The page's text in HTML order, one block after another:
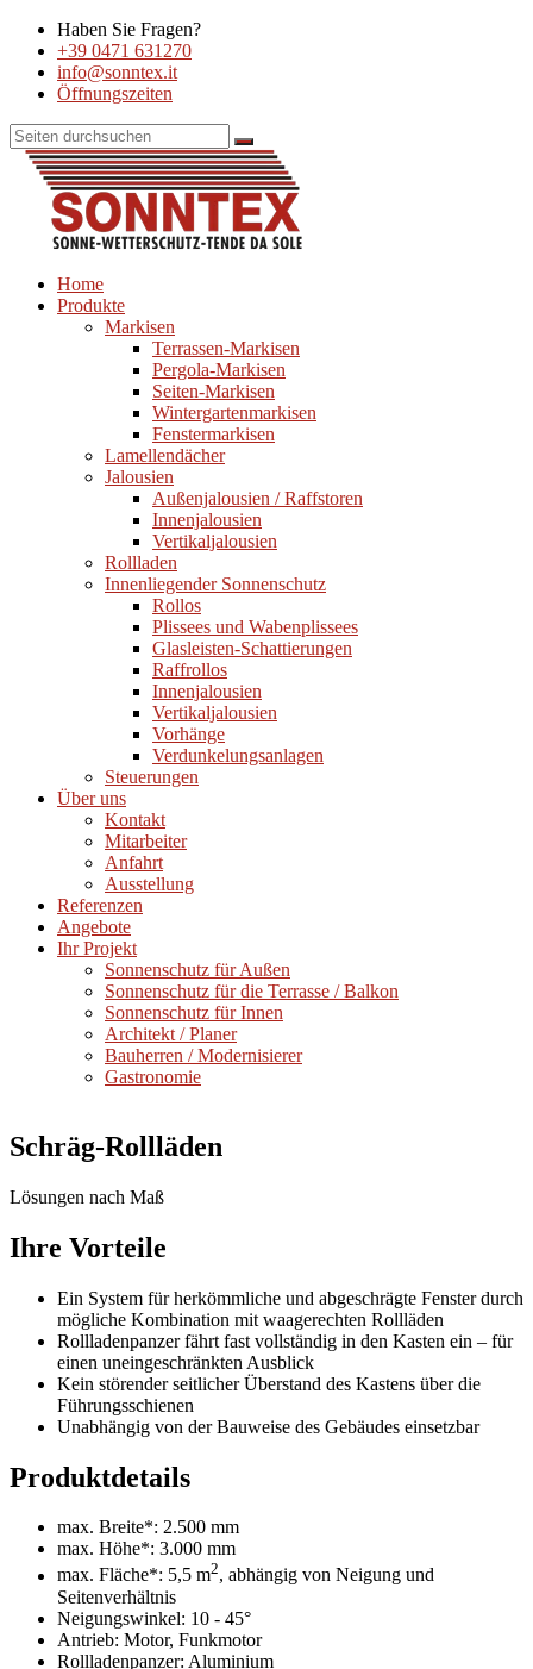
Haben Sie Fragen?
+39 0471 631270
info@sonntex.it
Öffnungszeiten
Home
Produkte
Markisen
Terrassen-Markisen
Pergola-Markisen
Seiten-Markisen
Wintergartenmarkisen
Fenstermarkisen
Lamellendächer
Jalousien
Außenjalousien / Raffstoren
Innenjalousien
Vertikaljalousien
Rollladen
Innenliegender Sonnenschutz
Rollos
Plissees und Wabenplissees
Glasleisten-Schattierungen
Raffrollos
Innenjalousien
Vertikaljalousien
Vorhänge
Verdunkelungsanlagen
Steuerungen
Über uns
Kontakt
Mitarbeiter
Anfahrt
Ausstellung
Referenzen
Angebote
Ihr Projekt
Sonnenschutz für Außen
Sonnenschutz für die Terrasse / Balkon
Sonnenschutz für Innen
Architekt / Planer
Bauherren / Modernisierer
Gastronomie
Schräg-Rollläden
Lösungen nach Maß
Ihre Vorteile
Ein System für herkömmliche und abgeschrägte Fenster durch
mögliche Kombination mit waagerechten Rollläden
Rollladenpanzer fährt fast vollständig in den Kasten ein – für
einen uneingeschränkten Ausblick
Kein störender seitlicher Überstand des Kastens über die
Führungsschienen
Unabhängig von der Bauweise des Gebäudes einsetzbar
Produktdetails
max. Breite*: 2.500 mm
max. Höhe*: 3.000 mm
max. Fläche*: 5,5 m2, abhängig von Neigung und
Seitenverhältnis
Neigungswinkel: 10 - 45°
Antrieb: Motor, Funkmotor
Rollladenpanzer: Aluminium